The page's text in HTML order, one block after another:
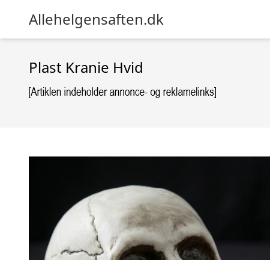
Allehelgensaften.dk
Plast Kranie Hvid